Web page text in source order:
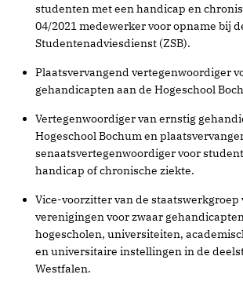
studenten met een handicap en
04/2021 medewerker voor opname bij
Studentenadviesdienst (ZSB).
Plaatsvervangend vertegenwoordiger
gehandicapten aan de Hogeschool
Vertegenwoordiger van ernstig
Hogeschool Bochum en
senaatsvertegenwoordiger voor
handicap of chronische ziekte.
Vice-voorzitter van de staatswerkgroep
verenigingen voor zwaar
hogescholen, universiteiten,
en universitaire instellingen in de
Westfalen.